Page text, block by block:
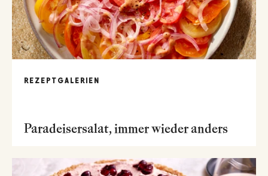
REZEPTGALERIEN
Paradeisersalat, immer wieder anders